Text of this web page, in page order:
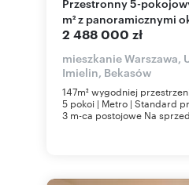
m² z panoramicznymi
2 488 000 zł
mieszkanie Warszawa,
Imielin, Bekasów
147m² wygodniej
5 pokoi | Metro | Standard
3 m-ca postojowe Na